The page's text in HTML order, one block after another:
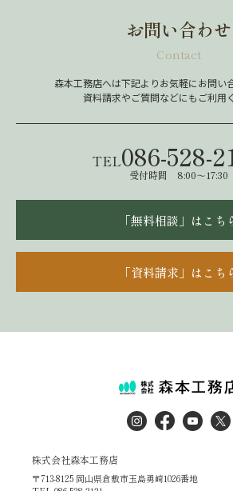
お問い合わせ
Contact
森本工務店へは下記よりお気軽にお問い
資料請求やご質問などにもご利用
TEL086-528-
受付時間 8:00～17:30
「無料相談」はこち
「資料請求」はこち
株式会社森本工務店
〒713-8125 岡山県倉敷市玉島勇崎1026番地